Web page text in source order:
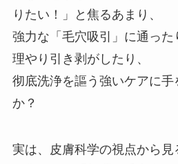
りたい！」と焦るあまり、
強力な「毛穴吸引」に通っ
理やり引き剥がしたり、
彻底洗浄を謳う強いケアに
か？
実は、皮膚科学の視点から